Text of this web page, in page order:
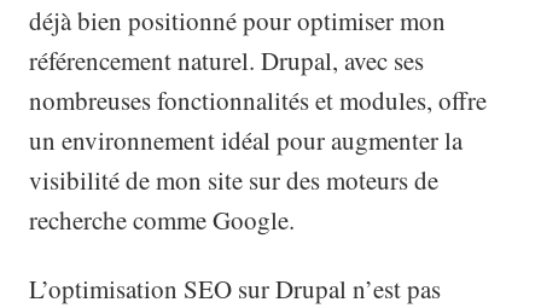
déjà bien positionné pour optimiser mon
référencement naturel. Drupal, avec ses
nombreuses fonctionnalités et modules, offre
un environnement idéal pour augmenter la
visibilité de mon site sur des moteurs de
recherche comme Google.
L’optimisation SEO sur Drupal n’est pas